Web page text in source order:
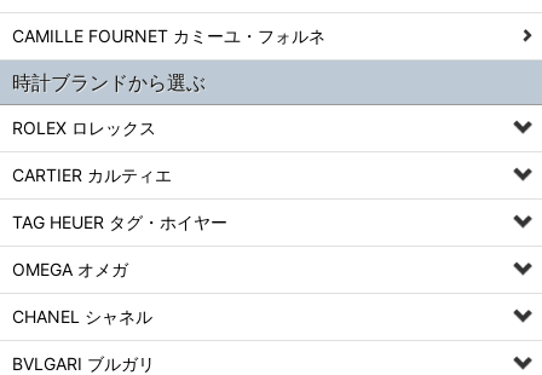
CAMILLE FOURNET カミーユ・フォルネ
時計ブランドから選ぶ
ROLEX ロレックス
CARTIER カルティエ
TAG HEUER タグ・ホイヤー
OMEGA オメガ
CHANEL シャネル
BVLGARI ブルガリ